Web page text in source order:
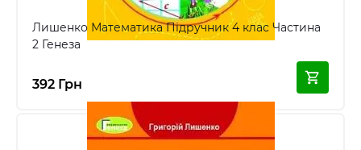
Лишенко Математика Підручник 4 клас Частина
2 Генеза
392 Грн